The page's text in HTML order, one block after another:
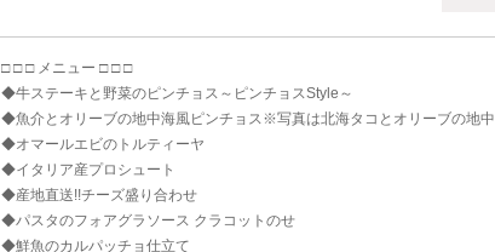
□ □ □ メニュー □ □ □
◆牛ステーキと野菜のピンチョス～ピンチョスStyle～
◆魚介とオリーブの地中海風ピンチョス※写真は北海タコとオリーブの地
◆オマールエビのトルティーヤ
◆イタリア産プロシュート
◆産地直送!!チーズ盛り合わせ
◆パスタのフォアグラソース クラコットのせ
◆鮮魚のカルパッチョ仕立て